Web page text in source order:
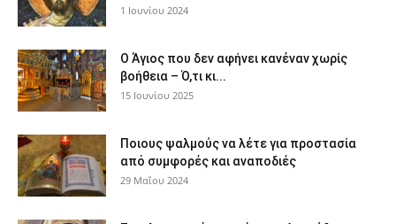
1 Ιουνίου 2024
Ο Άγιος που δεν αφήνει κανέναν χωρίς
βοήθεια – Ό,τι κι...
15 Ιουνίου 2025
Ποιους ψαλμούς να λέτε για προστασία
από συμφορές και αναποδιές
29 Μαΐου 2024